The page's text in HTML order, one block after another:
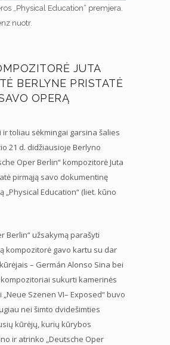
„Physical Education“ premjera.
nuotr.
JUTA
BERLYNE PRISTATĖ
OPERĄ
ir toliau sėkmingai garsina šalies
21 d. didžiausioje Berlyno
Oper Berlin“ kompozitorė Juta
pirmąją savo dokumentinę
„Physical Education“ (liet. kūno
Berlin“ užsakymą parašyti
kompozitorė gavo kartu su dar
– Germán Alonso Sina bei
kompozitoriai sukurti kamerinės
Szenen VI– Exposed“ buvo
nei šimto dvidešimties
kūrėjų, kurių kūrybos
ir atrinko „Deutsche Oper